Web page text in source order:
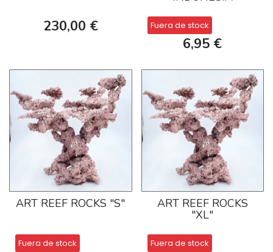
230,00 € Fuera de stock
6,95 €
ART REEF ROCKS "S"
Fuera de stock
ART REEF ROCKS
"XL"
Fuera de stock